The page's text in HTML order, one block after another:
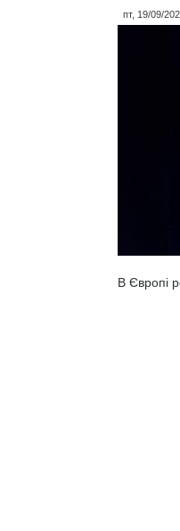
пт, 19/09/
В Європі